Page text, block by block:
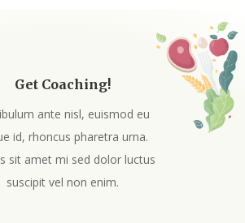
Get Coaching!
ante nisl, euismod eu
id, rhoncus pharetra urna.
sit amet mi sed dolor luctus
suscipit vel non enim.